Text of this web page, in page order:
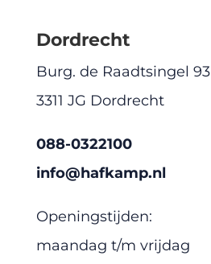
Dordrecht
Burg. de Raadtsingel 93
3311 JG Dordrecht
088-0322100
info@hafkamp.nl
Openingstijden:
maandag t/m vrijdag